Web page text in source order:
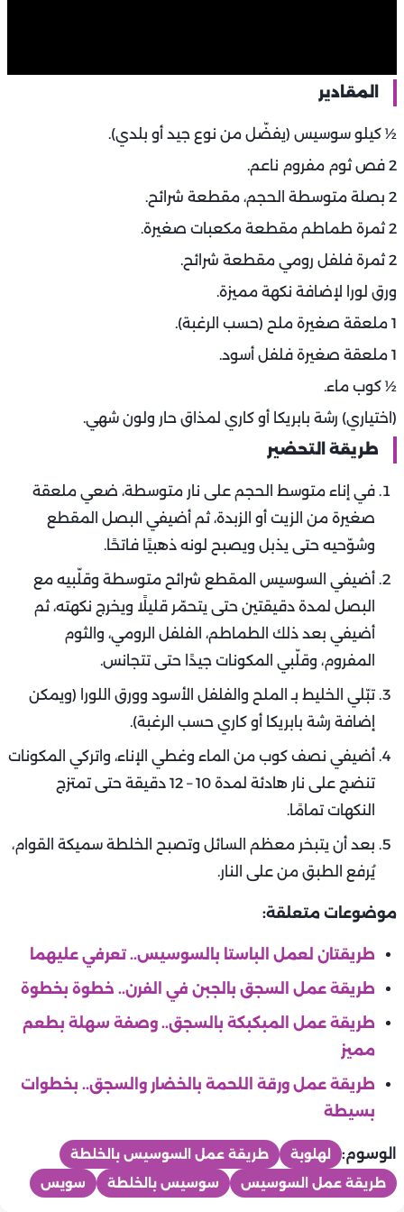
المقادير
½ كيلو سوسيس (يفضّل من نوع جيد أو بلدي).
2 فص ثوم مفروم ناعم.
2 بصلة متوسطة الحجم، مقطعة شرائح.
2 ثمرة طماطم مقطعة مكعبات صغيرة.
2 ثمرة فلفل رومي مقطعة شرائح.
ورق لورا لإضافة نكهة مميزة.
1 ملعقة صغيرة ملح (حسب الرغبة).
1 ملعقة صغيرة فلفل أسود.
½ كوب ماء.
(اختياري) رشة بابريكا أو كاري لمذاق حار ولون شهي.
طريقة التحضير
في إناء متوسط الحجم على نار متوسطة، ضعي ملعقة
صغيرة من الزيت أو الزبدة، ثم أضيفي البصل المقطع
وشوّحيه حتى يذبل ويصبح لونه ذهبيًا فاتحًا.
أضيفي السوسيس المقطع شرائح متوسطة وقلّبيه مع
البصل لمدة دقيقتين حتى يتحمّر قليلًا ويخرج نكهته، ثم
أضيفي بعد ذلك الطماطم، الفلفل الرومي، والثوم
المفروم، وقلّبي المكونات جيدًا حتى تتجانس.
تبّلي الخليط بـ الملح والفلفل الأسود وورق اللورا (ويمكن
إضافة رشة بابريكا أو كاري حسب الرغبة).
أضيفي نصف كوب من الماء وغطي الإناء، واتركي المكونات
تنضج على نار هادئة لمدة 10 – 12 دقيقة حتى تمتزج
النكهات تمامًا.
بعد أن يتبخر معظم السائل وتصبح الخلطة سميكة القوام،
يُرفع الطبق من على النار.
موضوعات متعلقة:
طريقتان لعمل الباستا بالسوسيس.. تعرفي عليهما
طريقة عمل السجق بالجبن في الفرن.. خطوة بخطوة
طريقة عمل المبكبكة بالسجق.. وصفة سهلة بطعم
مميز
طريقة عمل ورقة اللحمة بالخضار والسجق.. بخطوات
بسيطة
الوسوم: لهلوبة
طريقة عمل السوسيس بالخلطة
طريقة عمل السوسيس
سوسيس بالخلطة سويس